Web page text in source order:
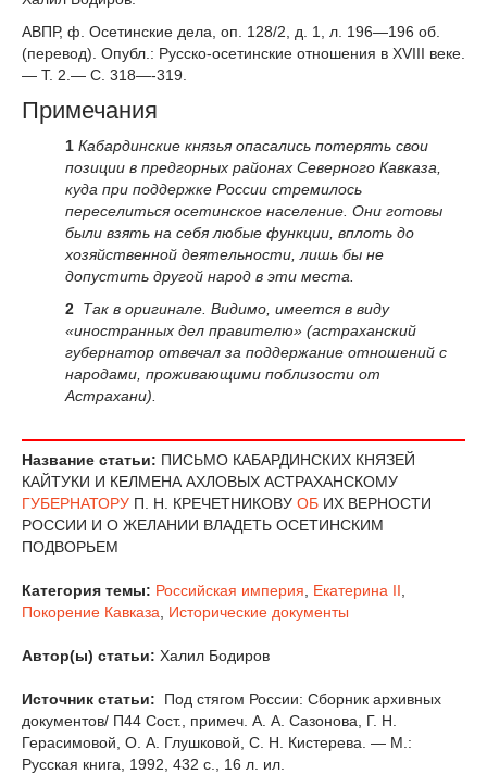
АВПР, ф. Осетинские дела, оп. 128/2, д. 1, л. 196—196 об.
(перевод). Опубл.: Русско-осетинские отношения в XVIII веке.
— Т. 2.— С. 318—-319.
Примечания
1 Кабардинские князья опасались потерять свои
позиции в предгорных районах Северного Кавказа,
куда при поддержке России стремилось
переселиться осетинское население. Они готовы
были взять на себя любые функции, вплоть до
хозяйственной деятельности, лишь бы не
допустить другой народ в эти места.
2 Так в оригинале. Видимо, имеется в виду
«иностранных дел правителю» (астраханский
губернатор отвечал за поддержание отношений с
народами, проживающими поблизости от
Астрахани).
Название статьи: ПИСЬМО КАБАРДИНСКИХ КНЯЗЕЙ
КАЙТУКИ И КЕЛМЕНА АХЛОВЫХ АСТРАХАНСКОМУ
ГУБЕРНАТОРУ П. Н. КРЕЧЕТНИКОВУ ОБ ИХ ВЕРНОСТИ
РОССИИ И О ЖЕЛАНИИ ВЛАДЕТЬ ОСЕТИНСКИМ
ПОДВОРЬЕМ
Категория темы: Российская империя Екатерина II
Покорение Кавказа
Исторические документы
Автор(ы) статьи: Халил Бодиров
Источник статьи:
Под стягом России: Сборник архивных
документов/ П44 Сост., примеч. А. А. Сазонова, Г. Н.
Герасимовой, О. А. Глушковой, С. Н. Кистерева. — М.:
Русская книга, 1992, 432 с., 16 л. ил.